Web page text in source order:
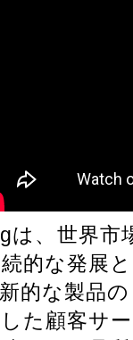
は、世界市
的な発展
的な製品
た顧客サ